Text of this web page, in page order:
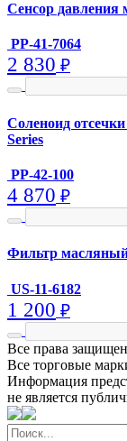
Сенсор давления
PP-41-7064
2 830 ₽
Соленоид
Series
PP-42-100
4 870 ₽
Фильтр
US-11-6182
1 200 ₽
Все права
Все торговые
Информация
не является